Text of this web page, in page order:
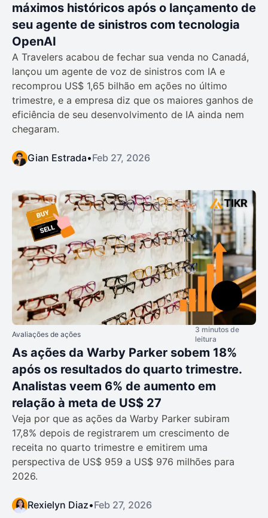
máximos históricos após o lançamento de
seu agente de sinistros com tecnologia
OpenAI
A Travelers acabou de fechar sua venda no Canadá,
lançou um agente de voz de sinistros com IA e
recomprou US$ 1,65 bilhão em ações no último
trimestre, e a empresa diz que os maiores ganhos de
eficiência de seu desenvolvimento de IA ainda nem
chegaram.
Gian Estrada•Feb 27, 2026
Avaliações de ações
3 minutos de
leitura
As ações da Warby Parker sobem 18%
após os resultados do quarto trimestre.
Analistas veem 6% de aumento em
relação à meta de US$ 27
Veja por que as ações da Warby Parker subiram
17,8% depois de registrarem um crescimento de
receita no quarto trimestre e emitirem uma
perspectiva de US$ 959 a US$ 976 milhões para
2026.
Rexielyn Diaz•Feb 27, 2026